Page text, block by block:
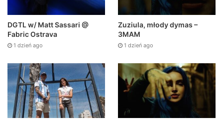
DGTL w/ Matt Sassari @
Fabric Ostrava
1 dzień ago
Zuziula, młody dymas –
3MAM
1 dzień ago